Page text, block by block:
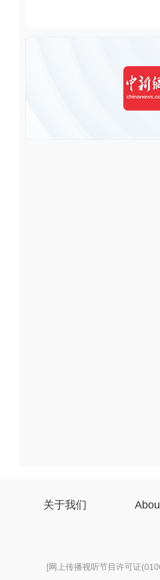
关于我们
[网上传播视听节目许可证